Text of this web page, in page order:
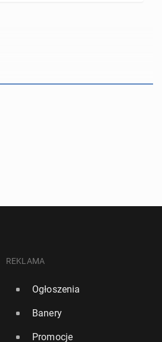
Pierw­sze świad­cze­
REKLAMA
Ogłoszenia
Banery
Promocje